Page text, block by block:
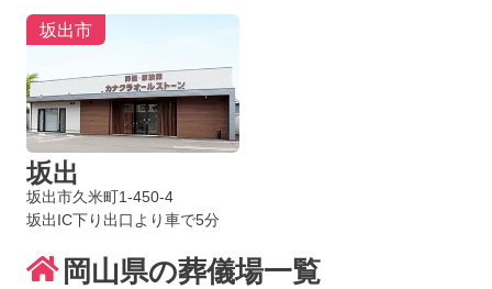
坂出市
坂出
坂出市久米町1-450-4
坂出IC下り出口より車で5分
岡山県の葬儀場一覧